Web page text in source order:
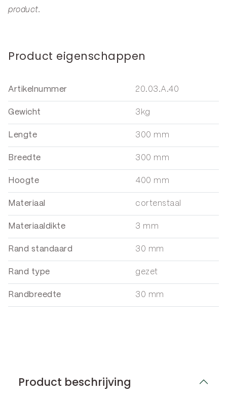
product.
Product eigenschappen
Artikelnummer 20.03.A.40
Gewicht 3kg
Lengte 300 mm
Breedte 300 mm
Hoogte 400 mm
Materiaal cortenstaal
Materiaaldikte 3 mm
Rand standaard 30 mm
Rand type gezet
Randbreedte 30 mm
Product beschrijving